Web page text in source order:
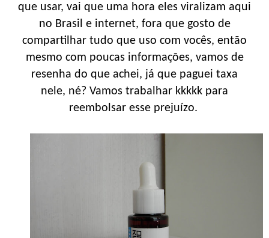
que usar, vai que uma hora eles viralizam aqui
no Brasil e internet, fora que gosto de
compartilhar tudo que uso com vocês, então
mesmo com poucas informações, vamos de
resenha do que achei, já que paguei taxa
nele, né? Vamos trabalhar kkkkk para
reembolsar esse prejuízo.